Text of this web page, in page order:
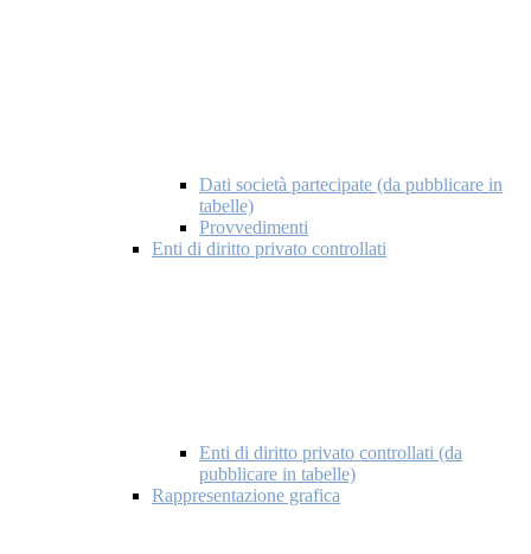
Dati società partecipate (da pubblicare in
tabelle)
Provvedimenti
Enti di diritto privato controllati
Enti di diritto privato controllati (da
pubblicare in tabelle)
Rappresentazione grafica